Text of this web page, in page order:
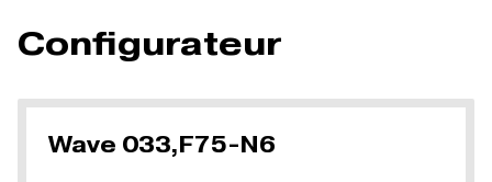
Configurateur
Wave 033,F75-N6